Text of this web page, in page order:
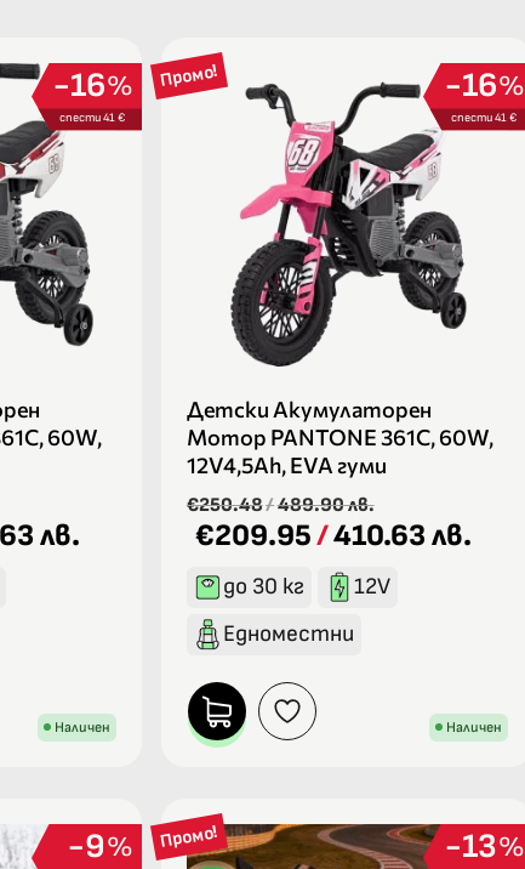
%
16
спести 41 €
60W,
лв.
Наличен
Промо! %
16
спести 41 €
Детски Акумулаторен
Мотор PANTONE 361C, 60W,
12V4,5Ah, ЕVA гуми
€250.48/489.90 лв.
€209.95/410.63 лв.
до 30 кг
12V
Едноместни
Наличен
%
9 Промо! %
13